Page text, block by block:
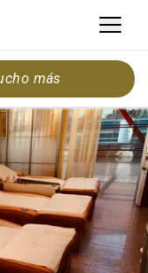
más